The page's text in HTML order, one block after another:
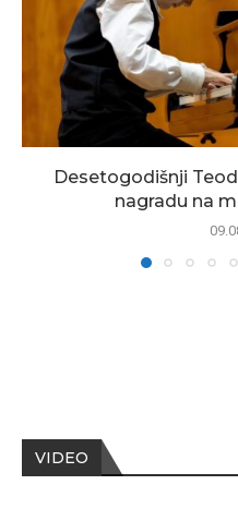
Desetogodišnji
nagradu na
VIDEO